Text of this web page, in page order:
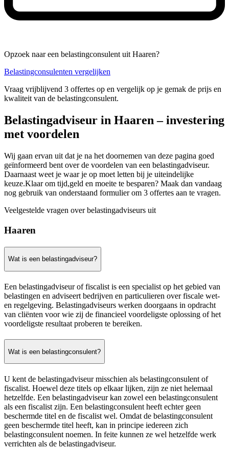
Opzoek naar een belastingconsulent uit Haaren?
Belastingconsulenten vergelijken
Vraag vrijblijvend 3 offertes op en vergelijk op je gemak de prijs en
kwaliteit van de belastingconsulent.
Belastingadviseur in Haaren – investering
met voordelen
Wij gaan ervan uit dat je na het doornemen van deze pagina goed
geïnformeerd bent over de voordelen van een belastingadviseur.
Daarnaast weet je waar je op moet letten bij je uiteindelijke
keuze.Klaar om tijd,geld en moeite te besparen? Maak dan vandaag
nog gebruik van onderstaand formulier om 3 offertes aan te vragen.
Veelgestelde vragen over belastingadviseurs uit
Haaren
Wat is een belastingadviseur?
Een belastingadviseur of fiscalist is een specialist op het gebied van
belastingen en adviseert bedrijven en particulieren over fiscale wet-
en regelgeving. Belastingadviseurs werken doorgaans in opdracht
van cliënten voor wie zij de financieel voordeligste oplossing of het
voordeligste resultaat proberen te bereiken.
Wat is een belastingconsulent?
U kent de belastingadviseur misschien als belastingconsulent of
fiscalist. Hoewel deze titels op elkaar lijken, zijn ze niet helemaal
hetzelfde. Een belastingadviseur kan zowel een belastingconsulent
als een fiscalist zijn. Een belastingconsulent heeft echter geen
beschermde titel en de fiscalist wel. Omdat de belastingconsulent
geen beschermde titel heeft, kan in principe iedereen zich
belastingconsulent noemen. In feite kunnen ze wel hetzelfde werk
verrichten als de belastingadviseur.